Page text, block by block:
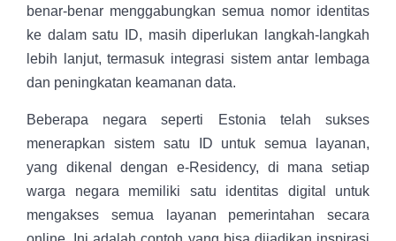
benar-benar menggabungkan semua nomor identitas
ke dalam satu ID, masih diperlukan langkah-langkah
lebih lanjut, termasuk integrasi sistem antar lembaga
dan peningkatan keamanan data.
Beberapa negara seperti Estonia telah sukses
menerapkan sistem satu ID untuk semua layanan,
yang dikenal dengan e-Residency, di mana setiap
warga negara memiliki satu identitas digital untuk
mengakses semua layanan pemerintahan secara